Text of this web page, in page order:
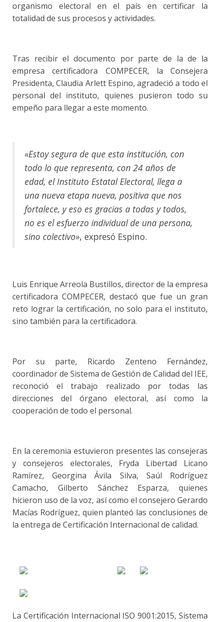
organismo electoral en el país en certificar la
totalidad de sus procesos y actividades.
Tras recibir el documento por parte de la de la
empresa certificadora COMPECER, la Consejera
Presidenta, Claudia Arlett Espino, agradeció a todo el
personal del instituto, quienes pusieron todo su
empeño para llegar a este momento.
«Estoy segura de que esta institución, con
todo lo que representa, con 24 años de
edad, el Instituto Estatal Electoral, llega a
una nueva etapa nueva, positiva que nos
fortalece, y eso es gracias a todas y todos,
no es el esfuerzo individual de una persona,
sino colectivo», expresó Espino.
Luis Enrique Arreola Bustillos, director de la empresa
certificadora COMPECER, destacó que fue un gran
reto lograr la certificación, no solo para el instituto,
sino también para la certificadora.
Por su parte, Ricardo Zenteno Fernández,
coordinador de Sistema de Gestión de Calidad del IEE,
reconoció el trabajo realizado por todas las
direcciones del órgano electoral, así como la
cooperación de todo el personal.
En la ceremonia estuvieron presentes las consejeras
y consejeros electorales, Fryda Libertad Licano
Ramírez, Georgina Ávila Silva, Saúl Rodríguez
Camacho, Gilberto Sánchez Esparza, quienes
hicieron uso de la voz, así como el consejero Gerardo
Macías Rodríguez, quien planteó las conclusiones de
la entrega de Certificación Internacional de calidad.
La Certificación Internacional ISO 9001:2015, Sistema